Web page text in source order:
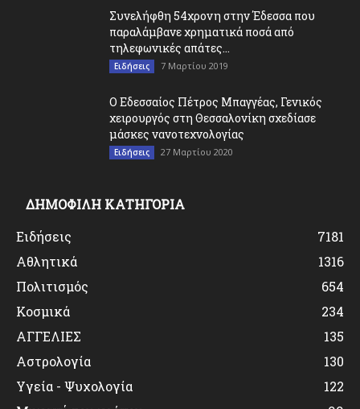
Συνελήφθη 54χρονη στην Έδεσσα που
παραλάμβανε χρηματικά ποσά από
τηλεφωνικές απάτες...
Ειδήσεις 7 Μαρτίου 2019
O Εδεσσαίος Πέτρος Μπαγγέας, Γενικός
χειρουργός στη Θεσσαλονίκη σχεδίασε
μάσκες νανοτεχνολογίας
Ειδήσεις 27 Μαρτίου 2020
ΔΗΜΟΦΙΛΗ ΚΑΤΗΓΟΡΙΑ
Ειδήσεις
7181
Αθλητικά
1316
Πολιτισμός
654
Κοσμικά
234
ΑΓΓΕΛΙΕΣ
135
Αστρολογία
130
Υγεία - Ψυχολογία
122